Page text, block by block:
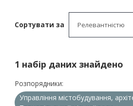
Сортувати за
1 набір даних знайдено
Розпорядники:
Управління містобудування,